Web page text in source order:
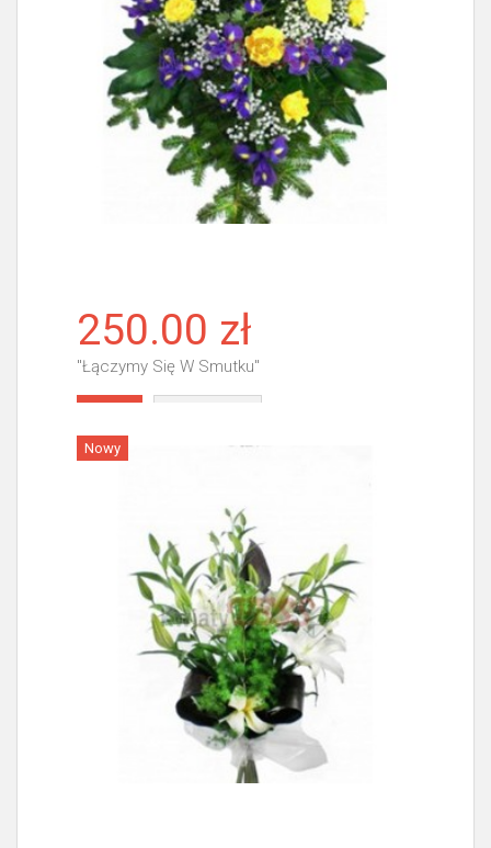
250.00 zł
"Łączymy Się W Smutku"
Nowy